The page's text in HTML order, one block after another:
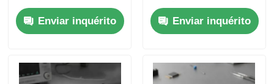
Frequência de
Relógio Máxima 229
Kbit RAM distribuída
fios
Enviar inquérito
de RAM e 6 Us
Settling Time para
sistemas digitais
Enviar inquérito